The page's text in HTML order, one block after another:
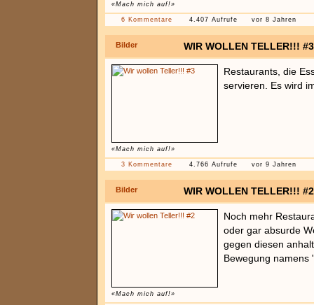
«Mach mich auf!»
6 Kommentare 4.407 Aufrufe vor 8 Jahren
Bilder WIR WOLLEN TELLER!!! #3
«Mach mich auf!»
Restaurants, die
servieren. Es wird
3 Kommentare 4.766 Aufrufe vor 9 Jahren
Bilder WIR WOLLEN TELLER!!! #2
«Mach mich auf!»
Noch mehr
oder gar absurde
gegen diesen
Bewegung namens